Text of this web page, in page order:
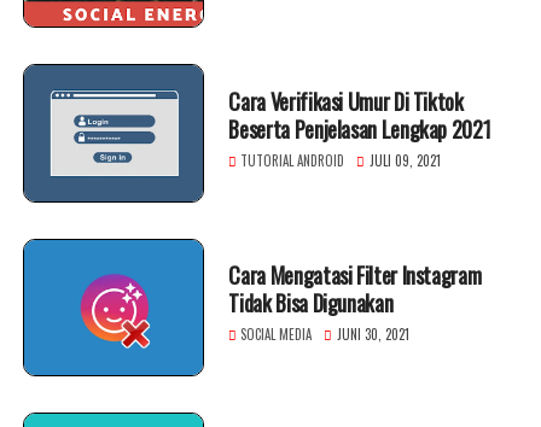
Cara Verifikasi Umur Di Tiktok
Beserta Penjelasan Lengkap 2021
TUTORIAL ANDROID JULI 09, 2021
Cara Mengatasi Filter Instagram
Tidak Bisa Digunakan
SOCIAL MEDIA JUNI 30, 2021